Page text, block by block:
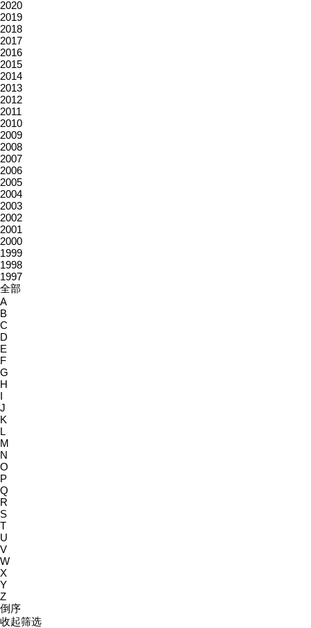
2020
2019
2018
2017
2016
2015
2014
2013
2012
2011
2010
2009
2008
2007
2006
2005
2004
2003
2002
2001
2000
1999
1998
1997
全部
A
B
C
D
E
F
G
H
I
J
K
L
M
N
O
P
Q
R
S
T
U
V
W
X
Y
Z
倒序
收起筛选